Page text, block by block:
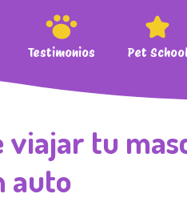
Testimonios Pet School
viajar tu
auto